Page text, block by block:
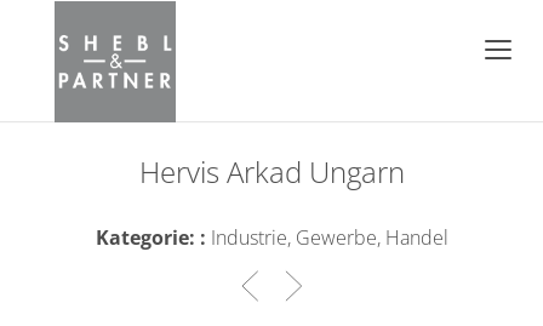
Hervis Arkad Ungarn
Kategorie: : Industrie, Gewerbe, Handel